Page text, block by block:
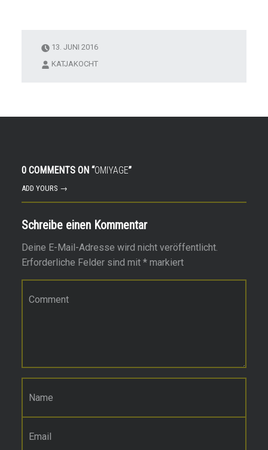
13. JUNI 2016
KATJAKOCHT
0 COMMENTS ON “OMIYAGE”
ADD YOURS →
Schreibe einen Kommentar
Deine E-Mail-Adresse wird nicht veröffentlicht.
Erforderliche Felder sind mit *markiert
Name
*